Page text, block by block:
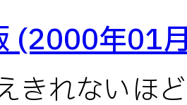
(2000年01
きれないほ